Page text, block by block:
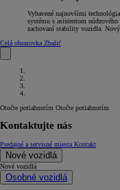
Vybavené najnovšími
systému s asistentom
zachovaní stability vozidla.
Celá obrazovka Zbaliť
Otočte potiahnutím Otočte potiahnutím
Kontaktujte nás
Predajné a servisné miesta Kontakt
Nové vozidlá
Nové vozidlá
Osobné vozidlá